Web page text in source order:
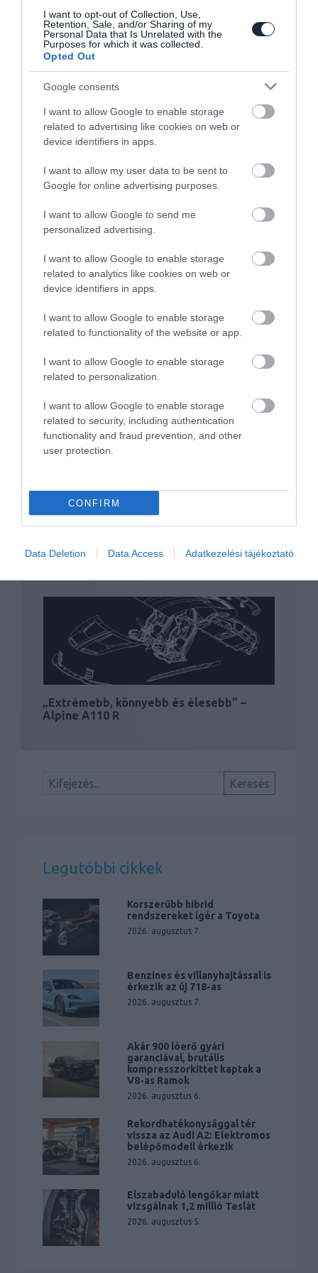
I want to opt-out of Collection, Use,
Retention, Sale, and/or Sharing of my
Personal Data that Is Unrelated with the
Purposes for which it was collected.
Opted Out
Google consents
I want to allow Google to enable storage
related to advertising like cookies on web or
device identifiers in apps.
I want to allow my user data to be sent to
Google for online advertising purposes.
I want to allow Google to send me
personalized advertising.
I want to allow Google to enable storage
related to analytics like cookies on web or
device identifiers in apps.
I want to allow Google to enable storage
related to functionality of the website or app.
I want to allow Google to enable storage
related to personalization.
I want to allow Google to enable storage
related to security, including authentication
functionality and fraud prevention, and other
user protection.
CONFIRM
Data Deletion Data Access Adatkezelési tájékoztató
Alpine
Több elektromos modellen is dolgozik az
Alpine
Bejelentették az európai Év Autója
„Extrémebb, könnyebb és élesebb” –
Alpine A110 R
Legutóbbi cikkek
Korszerűbb hibrid
rendszereket ígér a Toyota
2026. augusztus 7.
Benzines és villanyhajtással is
érkezik az új 718-as
2026. augusztus 7.
Akár 900 lóerő gyári
garanciával, brutális
kompresszorkittet kaptak a
V8-as Ramok
2026. augusztus 6.
Rekordhatékonysággal tér
vissza az Audi A2: Elektromos
belépőmodell érkezik
2026. augusztus 6.
Elszabaduló lengőkar miatt
vizsgálnak 1,2 millió Teslát
2026. augusztus 5.